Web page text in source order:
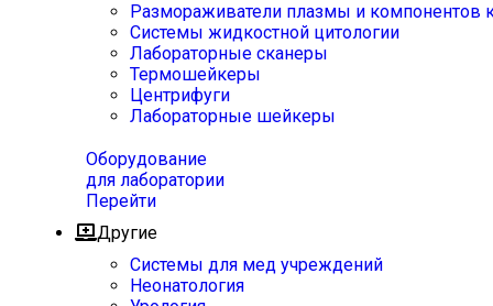
Размораживатели плазмы и компонентов
Системы жидкостной цитологии
Лабораторные сканеры
Термошейкеры
Центрифуги
Лабораторные шейкеры
Оборудование
для лаборатории
Перейти
Другие
Системы для мед учреждений
Неонатология